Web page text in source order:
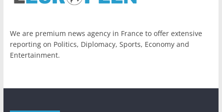
We are premium news agency in France to offer extensive
reporting on Politics, Diplomacy, Sports, Economy and
Entertainment.